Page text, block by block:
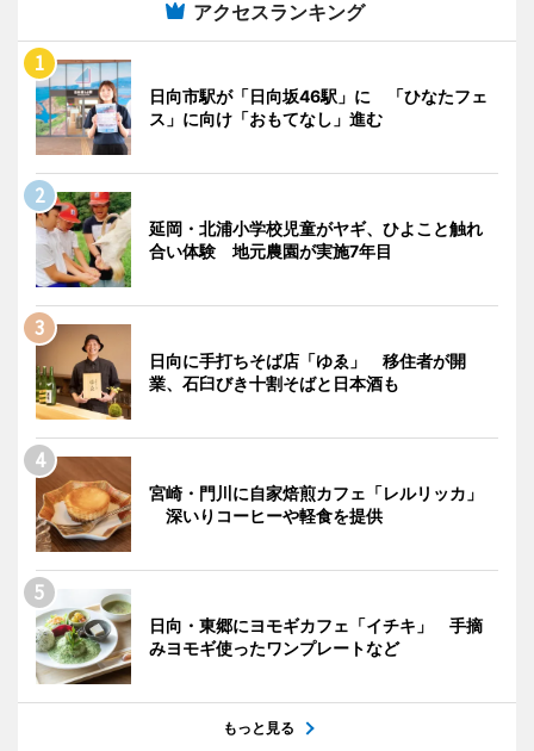
アクセスランキング
日向市駅が「日向坂46駅」に 「ひなたフェ
ス」に向け「おもてなし」進む
延岡・北浦小学校児童がヤギ、ひよこと触れ
合い体験 地元農園が実施7年目
日向に手打ちそば店「ゆゑ」 移住者が開
業、石臼びき十割そばと日本酒も
宮崎・門川に自家焙煎カフェ「レルリッカ」
深いりコーヒーや軽食を提供
日向・東郷にヨモギカフェ「イチキ」 手摘
みヨモギ使ったワンプレートなど
もっと見る